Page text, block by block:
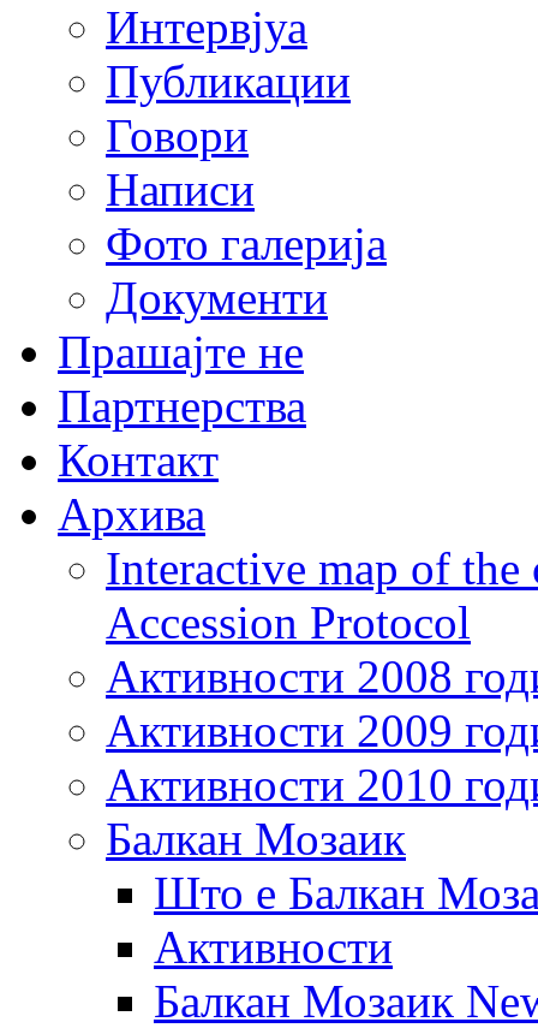
Интервјуа
Публикации
Говори
Написи
Фото галерија
Документи
Прашајте не
Партнерства
Контакт
Архива
Interactive map of
Accession Protocol
Активности 2008
Активности 2009
Активности 2010
Балкан Мозаик
Што е Балкан
Активности
Балкан Мозаик